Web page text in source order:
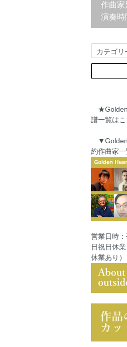
作曲家
演奏時
譜一覧は
▼Golden
約作曲家
営業日時
日祝日休
休業あり）